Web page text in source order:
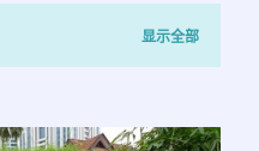
显示全部